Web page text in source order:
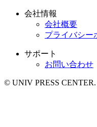
会社情報
会社概要
プライバシー
サポート
お問い合わせ
© UNIV PRESS